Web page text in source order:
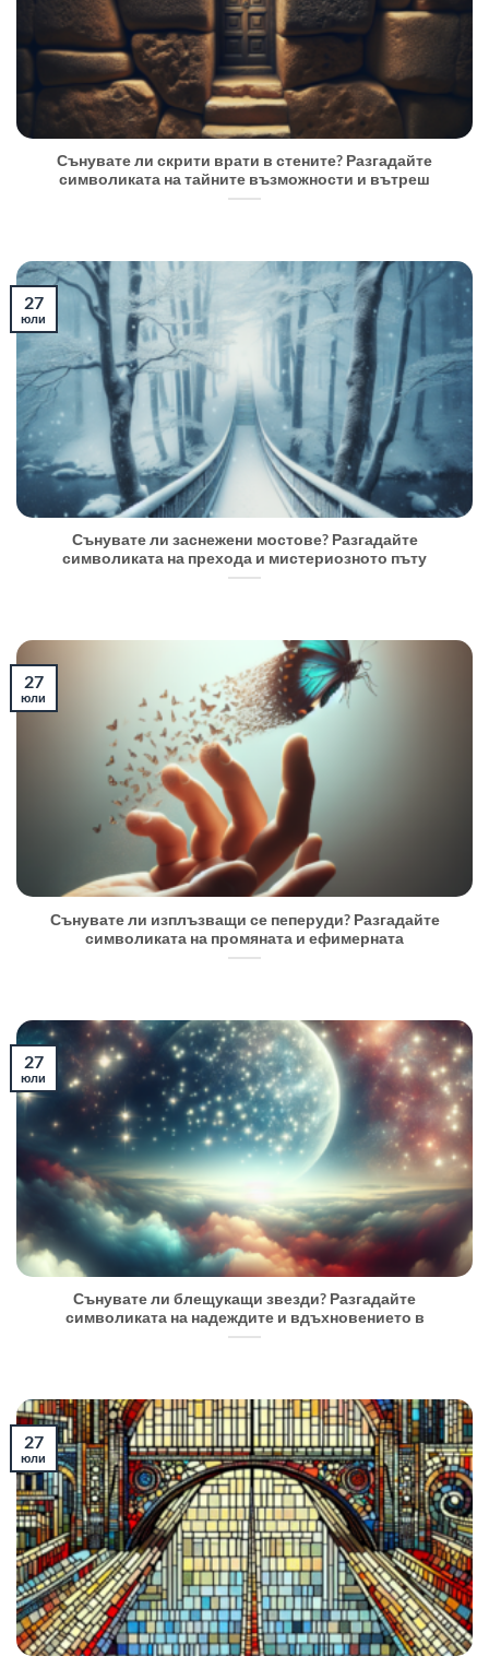
Сънувате ли скрити врати в стените? Разгадайте
символиката на тайните възможности и вътреш
Сънувате ли заснежени мостове? Разгадайте
символиката на прехода и мистериозното пъту
27
юли
Сънувате ли изплъзващи се пеперуди? Разгадайте
символиката на промяната и ефимерната
27
юли
Сънувате ли блещукащи звезди? Разгадайте
символиката на надеждите и вдъхновението в
27
юли
27
юли